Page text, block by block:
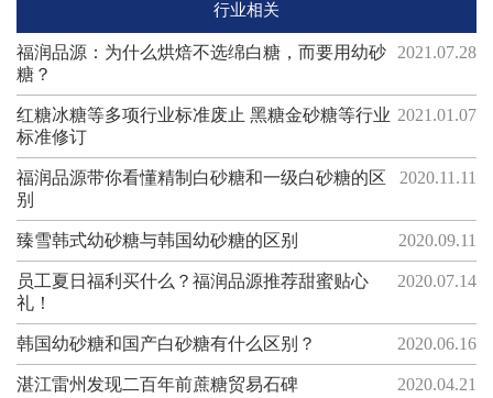
行业相关
2021.07.28
福润品源：为什么烘焙不选绵白糖，而要用幼砂
糖？
2021.01.07
红糖冰糖等多项行业标准废止 黑糖金砂糖等行业
标准修订
2020.11.11
福润品源带你看懂精制白砂糖和一级白砂糖的区
别
2020.09.11
臻雪韩式幼砂糖与韩国幼砂糖的区别
2020.07.14
员工夏日福利买什么？福润品源推荐甜蜜贴心
礼！
2020.06.16
韩国幼砂糖和国产白砂糖有什么区别？
2020.04.21
湛江雷州发现二百年前蔗糖贸易石碑